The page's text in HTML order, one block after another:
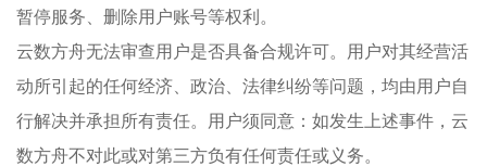
暂停服务、删除用户账号等权利。
云数方舟无法审查用户是否具备合规许可。用户对其经营活
动所引起的任何经济、政治、法律纠纷等问题，均由用户自
行解决并承担所有责任。用户须同意：如发生上述事件，云
数方舟不对此或对第三方负有任何责任或义务。